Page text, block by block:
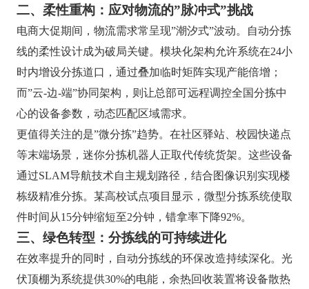
二、柔性重构：应对物流的”脉冲式”挑战
电商大促期间，物流需求常呈现”潮汐式”波动。自动分拣
线的柔性设计成为破局关键。模块化架构允许系统在24小
时内增设分拣道口，通过叠加临时矩阵实现产能倍增；
而”云-边-端”协同架构，则让总部可远程调控全国分拣中
心的设备参数，动态匹配区域需求。
更值得关注的是”微分拣”趋势。在社区驿站、校园快递点
等末端场景，迷你分拣机器人正取代传统货架。这些设备
通过SLAM导航技术自主规划路径，结合图像识别实现楼
栋级精准分拣。某高校试点项目显示，微型分拣系统使取
件时间从15分钟缩短至2分钟，错拿率下降92%。
三、绿色转型：分拣线的可持续进化
在效率提升的同时，自动分拣线的环保改造持续深化。光
伏顶棚为系统提供30%的电能，余热回收装置将设备散热